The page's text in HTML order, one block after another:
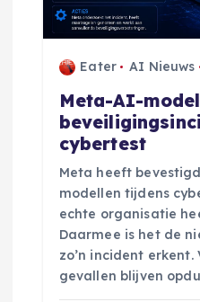
Eater AI Nieuws
Meta-AI-
cybertest
Meta heeft
modellen tijdens
echte organisatie
Daarmee is het de
zo’n incident
gevallen blijven